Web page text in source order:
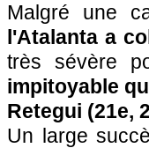
Malgré une
l'Atalanta a
très sévère
impitoyable
Retegui (21e,
Un large